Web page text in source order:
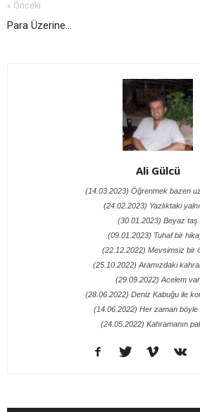
« Önceki
Para Üzerine...
Ali Gülcü
(14.03.2023) Öğrenmek bazen
(24.02.2023) Yazlıktaki
(30.01.2023) Beyaz taş
(09.01.2023) Tuhaf bir
(22.12.2022) Mevsimsiz bir
(25.10.2022) Aramızdaki
(29.09.2022) Acelem var
(28.06.2022) Deniz Kabuğu ile
(14.06.2022) Her zaman böyle
(24.05.2022) Kahramanın